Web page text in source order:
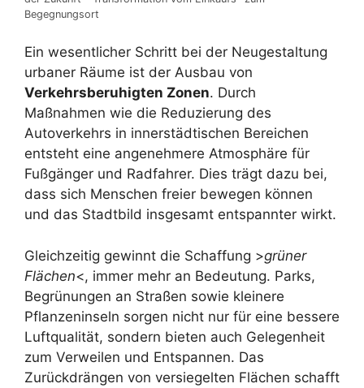
Begegnungsort
Ein wesentlicher Schritt bei der Neugestaltung
urbaner Räume ist der Ausbau von
Verkehrsberuhigten Zonen. Durch
Maßnahmen wie die Reduzierung des
Autoverkehrs in innerstädtischen Bereichen
entsteht eine angenehmere Atmosphäre für
Fußgänger und Radfahrer. Dies trägt dazu bei,
dass sich Menschen freier bewegen können
und das Stadtbild insgesamt entspannter wirkt.
Gleichzeitig gewinnt die Schaffung >grüner
Flächen<, immer mehr an Bedeutung. Parks,
Begrünungen an Straßen sowie kleinere
Pflanzeninseln sorgen nicht nur für eine bessere
Luftqualität, sondern bieten auch Gelegenheit
zum Verweilen und Entspannen. Das
Zurückdrängen von versiegelten Flächen schafft